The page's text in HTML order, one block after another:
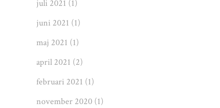
juli 2021 (1)
juni 2021 (1)
maj 2021 (1)
april 2021 (2)
februari 2021 (1)
november 2020 (1)